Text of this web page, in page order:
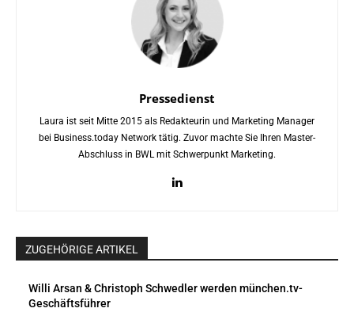
Pressedienst
Laura ist seit Mitte 2015 als Redakteurin und Marketing Manager
bei Business.today Network tätig. Zuvor machte Sie Ihren Master-
Abschluss in BWL mit Schwerpunkt Marketing.
ZUGEHÖRIGE ARTIKEL
Willi Arsan & Christoph Schwedler werden münchen.tv-
Geschäftsführer